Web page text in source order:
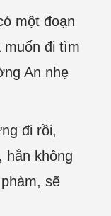
một đoạn
muốn đi tìm
An nhẹ
đi rồi,
hắn không
sẽ